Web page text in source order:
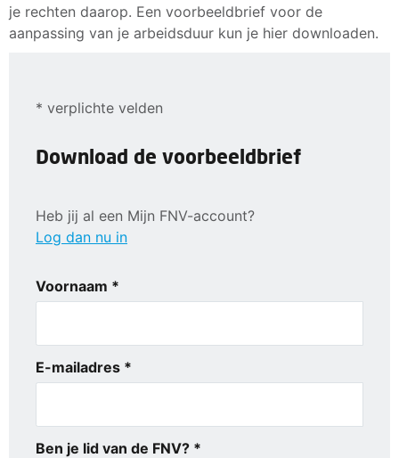
je rechten daarop. Een voorbeeldbrief voor de
aanpassing van je arbeidsduur kun je hier downloaden.
* verplichte velden
Download de voorbeeldbrief
Heb jij al een Mijn FNV-account?
Log dan nu in
Voornaam *
E-mailadres *
Ben je lid van de FNV? *